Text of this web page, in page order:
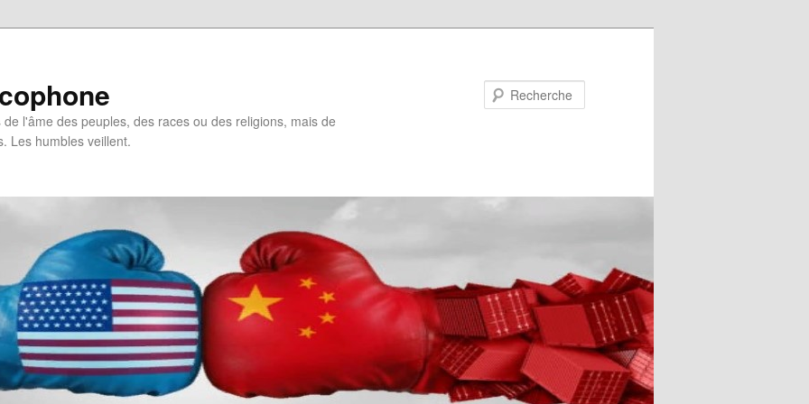
l'âme des peuples, des races ou des religions, mais de
Les humbles veillent.